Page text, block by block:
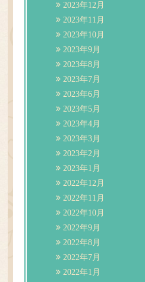
2023年12月
2023年11月
2023年10月
2023年9月
2023年8月
2023年7月
2023年6月
2023年5月
2023年4月
2023年3月
2023年2月
2023年1月
2022年12月
2022年11月
2022年10月
2022年9月
2022年8月
2022年7月
2022年1月